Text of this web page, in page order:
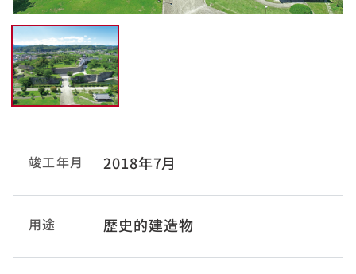
竣工年月 2018年7月
用途 歴史的建造物